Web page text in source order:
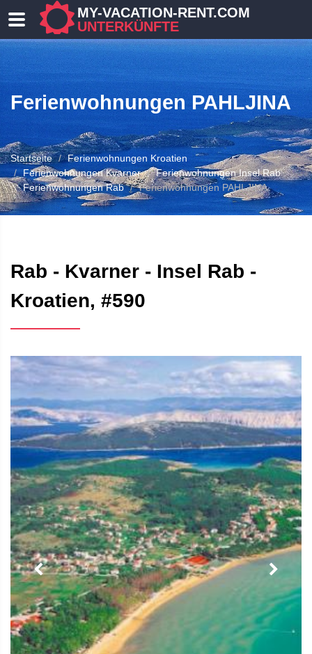
MY-VACATION-RENT.COM
UNTERKÜNFTE
Ferienwohnungen PAHLJINA
Startseite
Ferienwohnungen Kroatien
Ferienwohnungen Kvarner
Ferienwohnungen Insel Rab
Ferienwohnungen Rab
Ferienwohnungen PAHLJINA
Rab - Kvarner - Insel Rab -
Kroatien, #590